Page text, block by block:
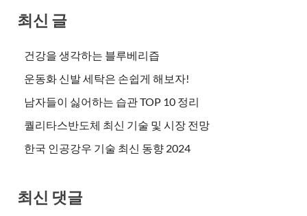
최신 글
건강을 생각하는 블루베리즙
운동화 신발 세탁은 손쉽게 해보자!
남자들이 싫어하는 습관 TOP 10 정리
퀄리타스반도체 최신 기술 및 시장 전망
한국 인공강우 기술 최신 동향 2024
최신 댓글